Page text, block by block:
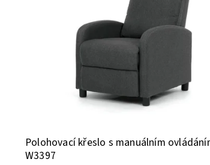
Polohovací křeslo s manuálním
W3397